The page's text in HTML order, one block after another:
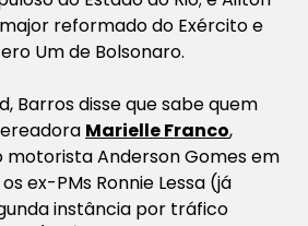
reformado do Exército e
Um de Bolsonaro.
Barros disse que sabe quem
Marielle Franco,
motorista Anderson Gomes em
ex-PMs Ronnie Lessa (já
instância por tráfico